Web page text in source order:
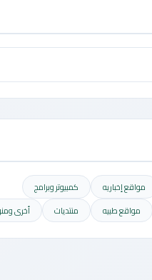
كمبيوتر وبرامج
منتديات أخرى ومنوعه